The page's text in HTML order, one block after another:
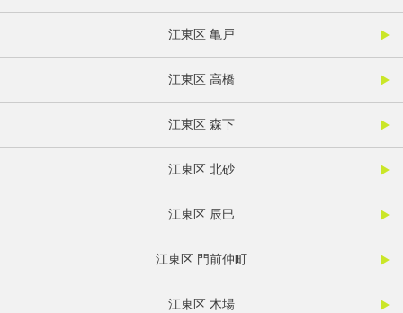
江東区 亀戸
江東区 高橋
江東区 森下
江東区 北砂
江東区 辰巳
江東区 門前仲町
江東区 木場